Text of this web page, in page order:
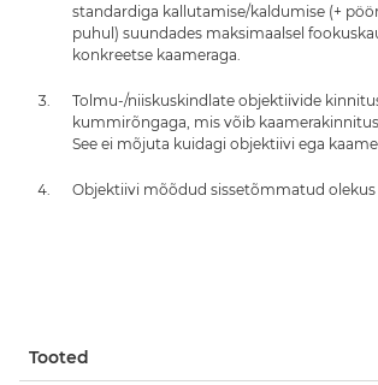
standardiga kallutamise/kaldumise (+
puhul) suundades maksimaalsel
konkreetse kaameraga.
Tolmu-/niiskuskindlate objektiivide
kummirõngaga, mis võib
See ei mõjuta kuidagi objektiivi ega
Objektiivi mõõdud sissetõmmatud olekus
Tooted